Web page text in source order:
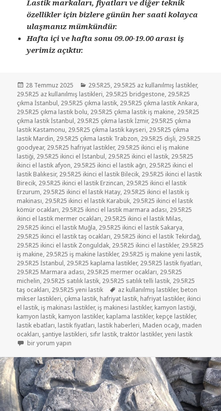
Lastik markaları, fiyatları ve diğer teknik
özellikler için bizlere günün her saati kolayca
ulaşmanız mümkündür.
Hafta içi ve hafta sonu 09.00-19.00 arası iş
yerimiz açıktır.
Yayın
tarihi
28 Temmuz 2025 Kategoriler
29.5R25, 29.5R25 az kullanılmış lastikler,
29.5R25 az kullanılmış lastikleri, 29.5R25 bridgestone, 29.5R25
çıkma İstanbul, 29.5R25 çıkma lastik, 29.5R25 çıkma lastik Ankara,
29.5R25 çıkma lastik bolu, 29.5R25 çıkma lastik iş makine, 29.5R25
çıkma lastik İstanbul, 29.5R25 çıkma lastik İzmir, 29.5R25 çıkma
lastik Kastamonu, 29.5R25 çıkma lastik kayseri, 29.5R25 çıkma
lastik Mardin, 29.5R25 çıkma lastik Trabzon, 29.5R25 dişli, 29.5R25
goodyear, 29.5R25 hafriyat lastikler, 29.5R25 ikinci el iş makine
lastiği, 29.5R25 ikinci el İstanbul, 29.5R25 ikinci el lastik, 29.5R25
ikinci el lastik afyon, 29.5R25 ikinci el lastik ağrı, 29.5R25 ikinci el
lastik Balıkesir, 29.5R25 ikinci el lastik Bilecik, 29.5R25 ikinci el lastik
Birecik, 29.5R25 ikinci el lastik Erzincan, 29.5R25 ikinci el lastik
Erzurum, 29.5R25 ikinci el lastik Hatay, 29.5R25 ikinci el lastik iş
makinası, 29.5R25 ikinci el lastik Karabük, 29.5R25 ikinci el lastik
kömür ocakları, 29.5R25 ikinci el lastik marmara adası, 29.5R25
ikinci el lastik mermer ocakları, 29.5R25 ikinci el lastik Milas,
29.5R25 ikinci el lastik Muğla, 29.5R25 ikinci el lastik Sakarya,
29.5R25 ikinci el lastik taş ocakları, 29.5R25 ikinci el lastik Tekirdağ,
29.5R25 ikinci el lastik Zonguldak, 29.5R25 ikinci el lastikler, 29.5R25
iş makine, 29.5R25 iş makine lastikler, 29.5R25 iş makine yeni lastik,
29.5R25 İstanbul, 29.5R25 kaplama lastikler, 29.5R25 lastik fiyatları,
29.5R25 Marmara adası, 29.5R25 mermer ocakları, 29.5R25
michelin, 29.5R25 satılık lastik, 29.5R25 satılık telli lastik, 29.5R25
taş ocakları, 29.5R25 yeni lastik Etiketler
az kullanılmış lastikler, beton
mikser lastikleri, çıkma lastik, hafriyat lastik, hafriyat lastikler, ikinci
el lastik, iş makinası lastikler, iş makinesi lastikler, kamyon lastiği,
kamyon lastik, kamyon lastikler, kaplama lastikler, kepçe lastikler,
lastik ebatları, lastik fiyatları, lastik haberleri, Maden ocağı, maden
ocakları,şantiye lastikleri, sıfır lastik,traktör lastikler,yeni lastik
29.5R25 İŞ MAKİNASI LASTİKLER için
bir yorum yapın